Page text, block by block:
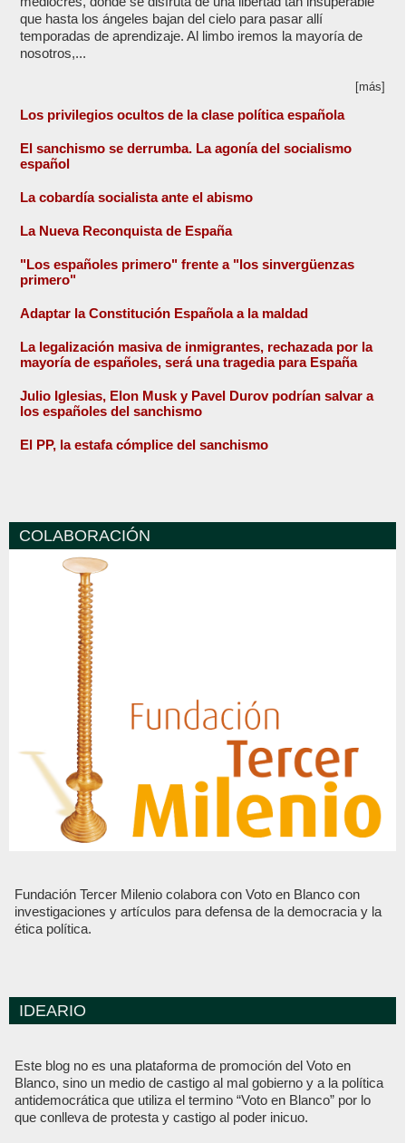
que hasta los ángeles bajan del cielo para pasar allí
temporadas de aprendizaje. Al limbo iremos la mayoría de
nosotros,...
[más]
Los privilegios ocultos de la clase política española
El sanchismo se derrumba. La agonía del socialismo
español
La cobardía socialista ante el abismo
La Nueva Reconquista de España
"Los españoles primero" frente a "los sinvergüenzas
primero"
Adaptar la Constitución Española a la maldad
La legalización masiva de inmigrantes, rechazada por la
mayoría de españoles, será una tragedia para España
Julio Iglesias, Elon Musk y Pavel Durov podrían salvar a
los españoles del sanchismo
El PP, la estafa cómplice del sanchismo
COLABORACIÓN
Fundación Tercer Milenio colabora con Voto en Blanco con
investigaciones y artículos para defensa de la democracia y la
ética política.
IDEARIO
Este blog no es una plataforma de promoción del Voto en
Blanco, sino un medio de castigo al mal gobierno y a la política
antidemocrática que utiliza el termino “Voto en Blanco” por lo
que conlleva de protesta y castigo al poder inicuo.